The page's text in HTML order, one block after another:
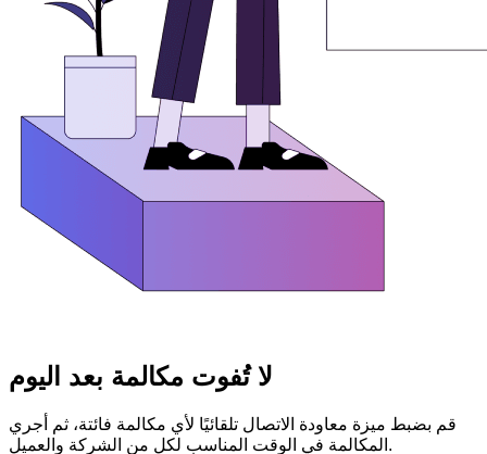
لا تُفوت مكالمة بعد اليوم
قم بضبط ميزة معاودة الاتصال تلقائيًا لأي مكالمة فائتة، ثم أجري
المكالمة في الوقت المناسب لكل من الشركة والعميل.